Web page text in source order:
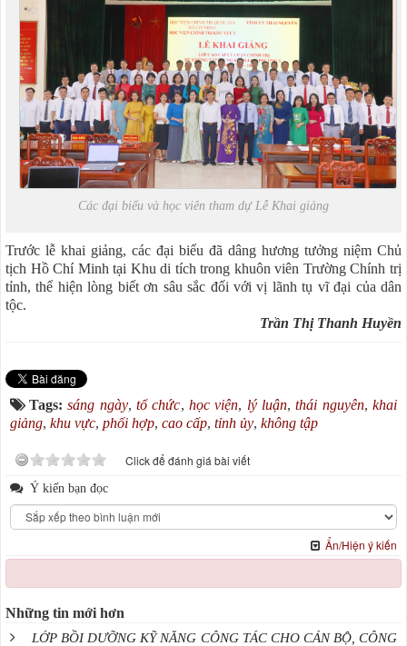
Các đại biểu và học viên tham dự Lễ Khai giảng
Trước lễ khai giảng, các đại biểu đã dâng hương tưởng niệm Chủ
tịch Hồ Chí Minh tại Khu di tích trong khuôn viên Trường Chính trị
tỉnh, thể hiện lòng biết ơn sâu sắc đối với vị lãnh tụ vĩ đại của dân
tộc.
Trần Thị Thanh Huyền
Tags:sáng ngày,tổ chức, học viện, lý luận,thái nguyên,khai
giảng, khu vực, phối hợp, cao cấp, tỉnh ủy, không tập
Click để đánh giá bài viết
Ý kiến bạn đọc
Ẩn/Hiện ý kiến
Những tin mới hơn
LỚP BỒI DƯỠNG KỸ NĂNG CÔNG TÁC CHO CÁN BỘ, CÔNG